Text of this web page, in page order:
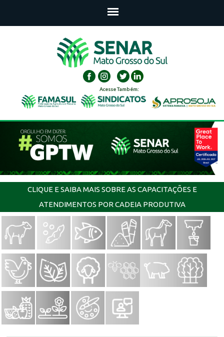
Acesse Também:
CLIQUE E SAIBA MAIS SOBRE AS CAPACITAÇÕES E
ATENDIMENTOS POR CADEIA PRODUTIVA